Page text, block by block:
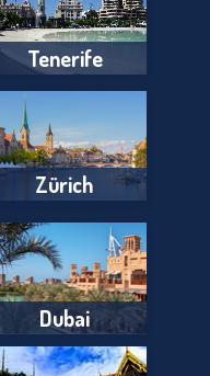
Tenerife
Zürich
Dubai